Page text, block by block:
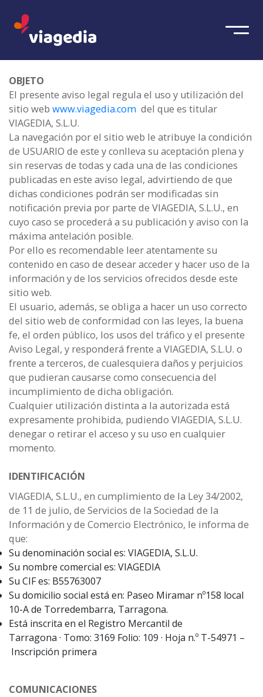
OBJETO
El presente aviso legal regula el uso y utilización del
sitio web www.viagedia.com del que es titular
VIAGEDIA, S.L.U.
La navegación por el sitio web le atribuye la condición
de USUARIO de este y conlleva su aceptación plena y
sin reservas de todas y cada una de las condiciones
publicadas en este aviso legal, advirtiendo de que
dichas condiciones podrán ser modificadas sin
notificación previa por parte de VIAGEDIA, S.L.U., en
cuyo caso se procederá a su publicación y aviso con la
máxima antelación posible.
Por ello es recomendable leer atentamente su
contenido en caso de desear acceder y hacer uso de la
información y de los servicios ofrecidos desde este
sitio web.
El usuario, además, se obliga a hacer un uso correcto
del sitio web de conformidad con las leyes, la buena
fe, el orden público, los usos del tráfico y el presente
Aviso Legal, y responderá frente a VIAGEDIA, S.L.U. o
frente a terceros, de cualesquiera daños y perjuicios
que pudieran causarse como consecuencia del
incumplimiento de dicha obligación.
Cualquier utilización distinta a la autorizada está
expresamente prohibida, pudiendo VIAGEDIA, S.L.U.
denegar o retirar el acceso y su uso en cualquier
momento.
IDENTIFICACIÓN
VIAGEDIA, S.L.U., en cumplimiento de la Ley 34/2002,
de 11 de julio, de Servicios de la Sociedad de la
Información y de Comercio Electrónico, le informa de
que:
Su denominación social es: VIAGEDIA, S.L.U.
Su nombre comercial es: VIAGEDIA
Su CIF es: B55763007
Su domicilio social está en: Paseo Miramar nº158 local
10-A de Torredembarra, Tarragona.
Está inscrita en el Registro Mercantil de
Tarragona · Tomo: 3169 Folio: 109 · Hoja n.º T-54971 –
Inscripción primera
COMUNICACIONES